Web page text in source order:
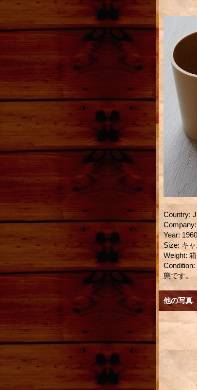
Country:
Company:
Year:
Size: キ
Weight:
Condition:
態です。
他の写真